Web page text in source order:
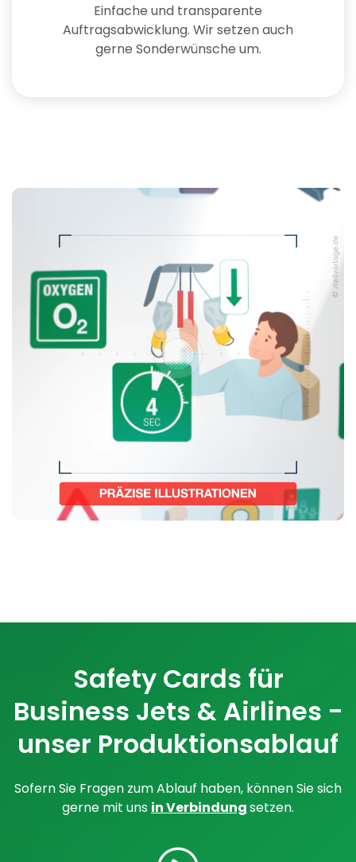
Einfache und transparente
Auftragsabwicklung. Wir setzen auch
gerne Sonderwünsche um.
Safety Cards für
Business Jets & Airlines -
unser Produktionsablauf
Sofern Sie Fragen zum Ablauf haben, können Sie sich
gerne mit uns in Verbindungsetzen.